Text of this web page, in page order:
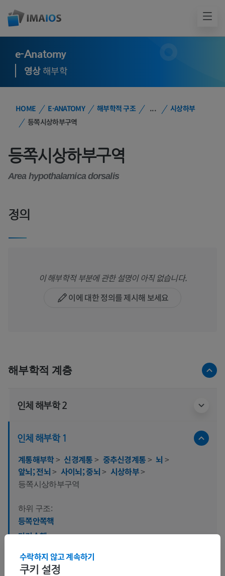
e-Anatomy
영상해부학
HOME E-ANATOMY 해부학적 구조 ...
시상하부
등쪽시상하부구역
등쪽시상하부구역
Area hypothalamica dorsalis
정의
이 해부학적 부분에 관한 설명이 아직 없습니다.
이에 대한 정의를 제시해 보세요
해부학적 계층
인체 해부학 2
인체 해부학 1
계통해부학> 신경계통> 중추신경계통> 뇌 >
앞뇌; 전뇌> 사이뇌; 중뇌> 시상하부>
등쪽시상하부구역
하위 구조:
등쪽안쪽핵
다리속핵
렌즈고리핵
쿠키 설정
수락하지 않고 계속하기